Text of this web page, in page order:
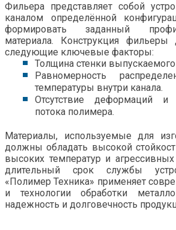
Фильера представляет собой
каналом определённой
формировать заданный
материала. Конструкция фильеры
следующие ключевые факторы:
Толщина стенки
Равномерность
температуры внутри канала.
Отсутствие деформаций и
потока полимера.
Материалы, используемые для
должны обладать высокой
высоких температур и
длительный срок службы
«Полимер Техника» применяет
и технологии обработки
надежность и долговечность